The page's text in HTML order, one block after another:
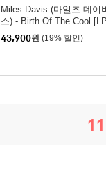
Miles Davis (마일즈 데이
스) - Birth Of The Cool
43,900원 (19% 할인)